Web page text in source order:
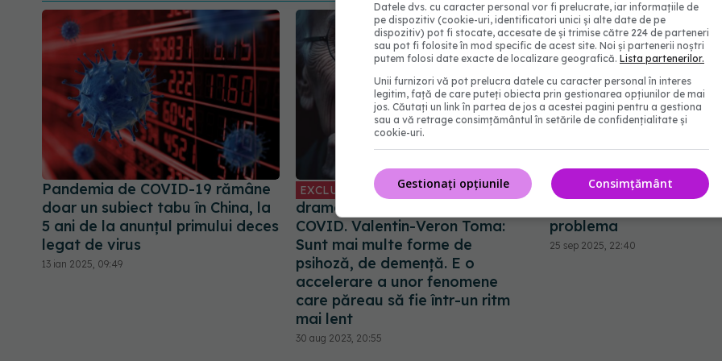
Pandemia de COVID-19 rămâne
doar un subiect tabu în China, la
5 ani de la anunțul primului deces
legat de virus
13 ian 2025, 09:49
EXCLUSIV
Creierul, afectat
dramatic de pandemia de
COVID. Valentin-Veron Toma:
Sunt mai multe forme de
psihoză, de demență. E o
accelerare a unor fenomene
care păreau să fie într-un ritm
mai lent
30 aug 2023, 20:55
Ai rămas fără miros după
COVID? Cât timp
problema
25 sep 2025, 22:40
Datele dvs. cu caracter personal vor fi prelucrate, iar informațiile de
pe dispozitiv (cookie-uri, identificatori unici și alte date de pe
dispozitiv) pot fi stocate, accesate de și trimise către 224 de parteneri
sau pot fi folosite în mod specific de acest site. Noi și partenerii noștri
putem folosi date exacte de localizare geografică. Lista partenerilor.
Unii furnizori vă pot prelucra datele cu caracter personal în interes
legitim, față de care puteți obiecta prin gestionarea opțiunilor de mai
jos. Căutați un link în partea de jos a acestei pagini pentru a gestiona
sau a vă retrage consimțământul în setările de confidențialitate și
cookie-uri.
Consimțământ
Gestionați opțiunile